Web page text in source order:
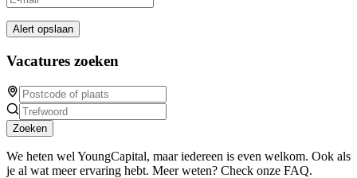
Alert opslaan
Vacatures zoeken
Zoeken
We heten wel YoungCapital, maar iedereen is even welkom. Ook als
je al wat meer ervaring hebt. Meer weten? Check onze FAQ.